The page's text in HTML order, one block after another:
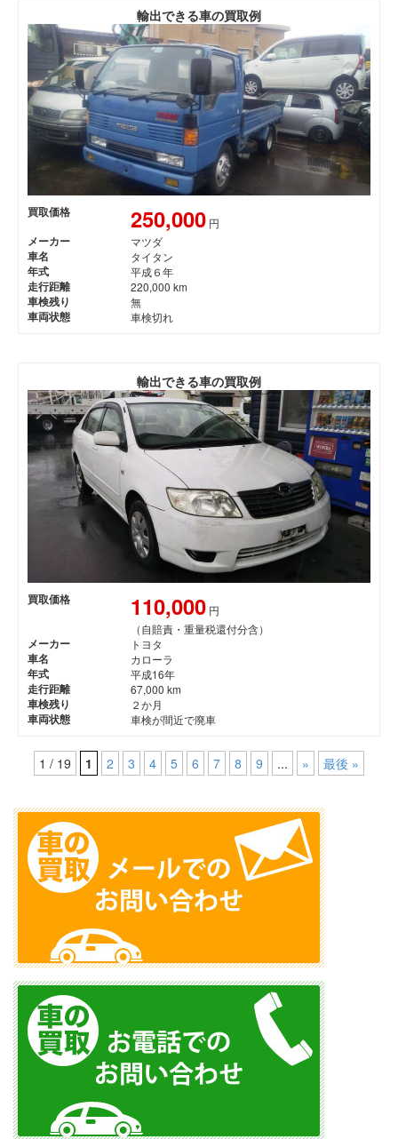
輸出できる車の買取例
買取価格 250,000円
メーカー
マツダ
車名
タイタン
年式
平成６年
走行距離
220,000 km
車検残り
無
車両状態
車検切れ
輸出できる車の買取例
買取価格 110,000円
（自賠責・重量税還付分含）
メーカー
トヨタ
車名
カローラ
年式
平成16年
走行距離
67,000 km
車検残り
２か月
車両状態
車検が間近で廃車
1 / 19 1 2 3 4 5 6 7 8 9 ... » 最後 »